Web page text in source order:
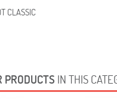
CLASSIC
PRODUCTS IN THIS